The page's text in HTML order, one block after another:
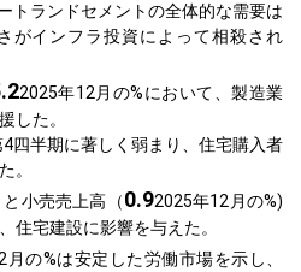
トランドセメントの全体的な需要は
がインフラ投資によって相殺され
2025年12月の%において、製造業
した。
四半期に著しく弱まり、住宅購入者
。
と小売売上高（0.92025年12月の%)
住宅建設に影響を与えた。
月の%は安定した労働市場を示し、